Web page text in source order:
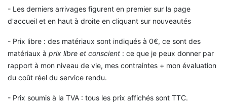
- Les derniers arrivages figurent en premier sur la page
d'accueil et en haut à droite en cliquant sur nouveautés
- Prix libre : des matériaux sont indiqués à 0€, ce sont des
matériaux à prix libre et conscient : ce que je peux donner par
rapport à mon niveau de vie, mes contraintes + mon évaluation
du coût réel du service rendu.
- Prix soumis à la TVA : tous les prix affichés sont TTC.